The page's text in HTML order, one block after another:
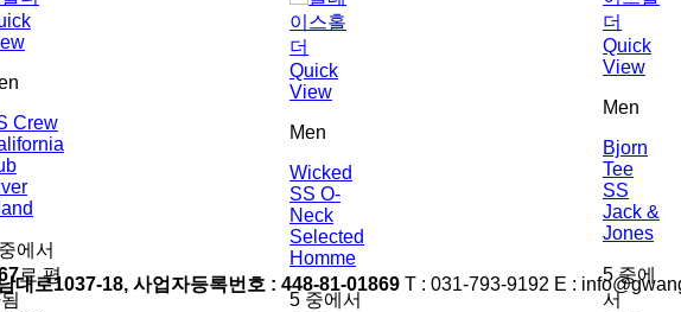
Crew
에서
로 평
Quick
View
Men
Wicked
SS O-
Neck
Selected
Homme
5 중에서
Quick
View
Men
Bjorn
Tee
SS
Jack &
Jones
5 중에
서
대로1037-18, 사업자등록번호 : 448-81-01869 T : 031-793-9192 E :